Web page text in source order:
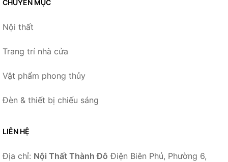
CHUYÊN MỤC
Nội thất
Trang trí nhà cửa
Vật phẩm phong thủy
Đèn & thiết bị chiếu sáng
LIÊN HỆ
Địa chỉ: Nội Thất Thành Đô Điện Biên Phủ, Phường 6,